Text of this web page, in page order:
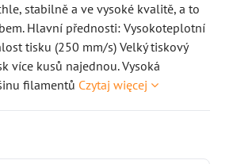
stabilně a ve vysoké kvalitě, a to
Hlavní přednosti: Vysokoteplotní
tisku (250 mm/s) Velký tiskový
více kusů najednou. Vysoká
filamentů Czytaj więcej